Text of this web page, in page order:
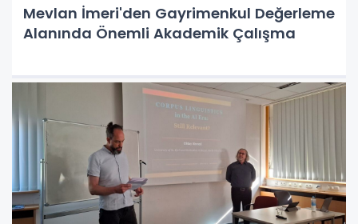
Mevlan İmeri'den Gayrimenkul Değerleme
Alanında Önemli Akademik Çalışma